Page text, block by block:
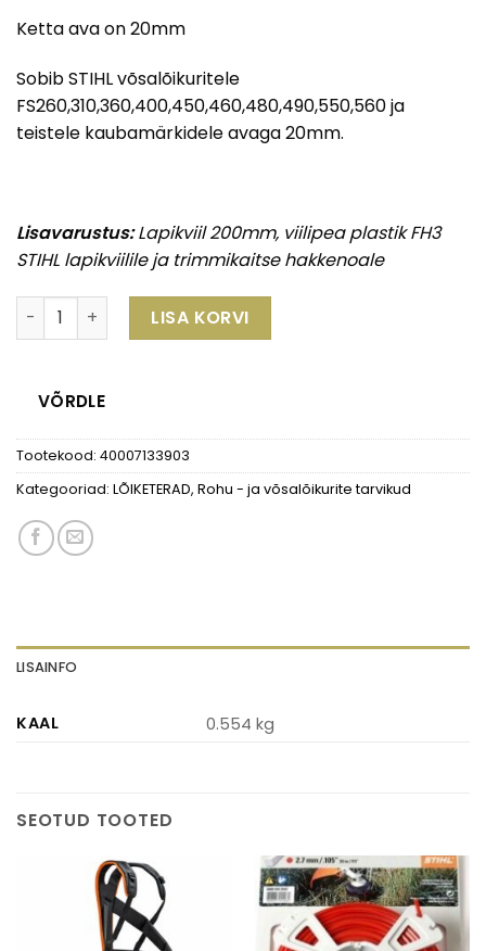
Ketta ava on 20mm
Sobib STIHL võsalõikuritele
FS260,310,360,400,450,460,480,490,550,560 ja
teistele kaubamärkidele avaga 20mm.
Lisavarustus:Lapikviil 200mm, viilipea plastik FH3
STIHL lapikviilile ja trimmikaitse hakkenoale
Hakkenuga 270-2, ava 20 mm kogus
LISA KORVI
VÕRDLE
Tootekood: 40007133903
Kategooriad: LÕIKETERAD, Rohu - ja võsalõikurite tarvikud
LISAINFO
KAAL 0.554 kg
SEOTUD TOOTED